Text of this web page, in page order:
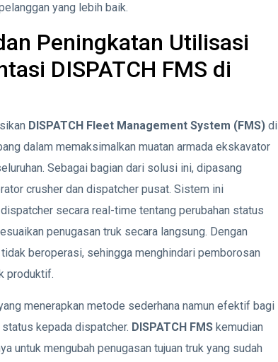
yang lebih baik.
Peningkatan Utilisasi
DISPATCH FMS di
DISPATCH Fleet Management System (FMS) di
dalam memaksimalkan muatan armada ekskavator
Sebagai bagian dari solusi ini, dipasang
crusher dan dispatcher pusat. Sistem ini
secara real-time tentang perubahan status
penugasan truk secara langsung. Dengan
beroperasi, sehingga menghindari pemborosan
produktif.
menerapkan metode sederhana namun efektif bagi
kepada dispatcher. DISPATCH FMS kemudian
untuk mengubah penugasan tujuan truk yang sudah